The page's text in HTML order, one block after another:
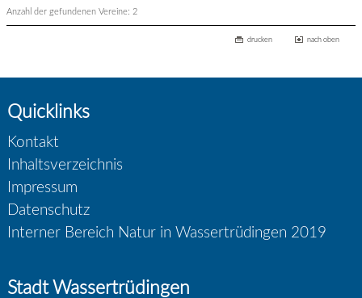
Anzahl der gefundenen Vereine: 2
drucken nach oben
Quicklinks
Kontakt
Inhaltsverzeichnis
Impressum
Datenschutz
Interner Bereich Natur in Wassertrüdingen 2019
Stadt Wassertrüdingen